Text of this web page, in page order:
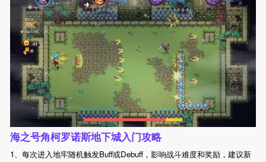
海之号角柯罗诺斯地下城入门攻略
1、每次进入地牢随机触发Buff或Debuff，影响战斗难度和奖励，建议新